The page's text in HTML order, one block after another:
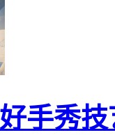
手秀技